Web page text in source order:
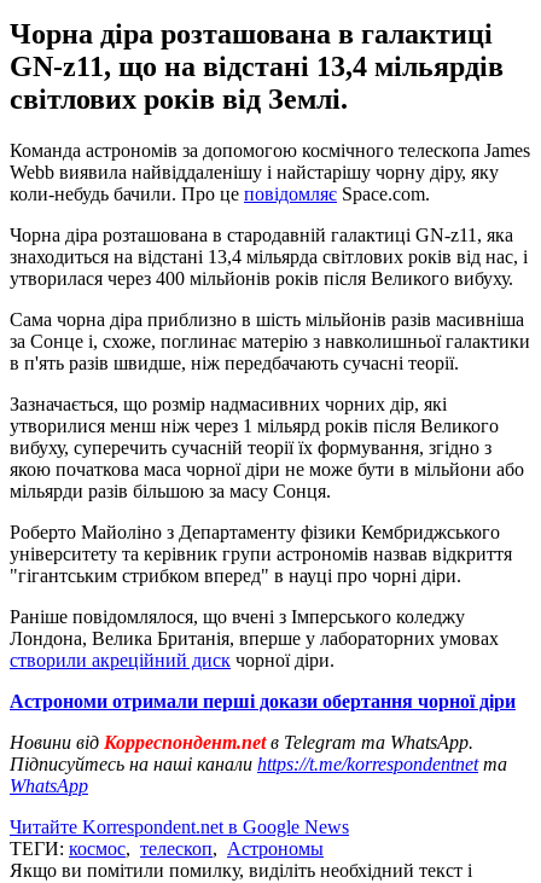
Чорна діра розташована в галактиці
GN-z11, що на відстані 13,4 мільярдів
світлових років від Землі.
Команда астрономів за допомогою космічного телескопа James
Webb виявила найвіддаленішу і найстарішу чорну діру, яку
коли-небудь бачили. Про це повідомляє Space.com.
Чорна діра розташована в стародавній галактиці GN-z11, яка
знаходиться на відстані 13,4 мільярда світлових років від нас, і
утворилася через 400 мільйонів років після Великого вибуху.
Сама чорна діра приблизно в шість мільйонів разів масивніша
за Сонце і, схоже, поглинає матерію з навколишньої галактики
в п'ять разів швидше, ніж передбачають сучасні теорії.
Зазначається, що розмір надмасивних чорних дір, які
утворилися менш ніж через 1 мільярд років після Великого
вибуху, суперечить сучасній теорії їх формування, згідно з
якою початкова маса чорної діри не може бути в мільйони або
мільярди разів більшою за масу Сонця.
Роберто Майоліно з Департаменту фізики Кембриджського
університету та керівник групи астрономів назвав відкриття
"гігантським стрибком вперед" в науці про чорні діри.
Раніше повідомлялося, що вчені з Імперського коледжу
Лондона, Велика Британія, вперше у лабораторних умовах
створили акреційний диск чорної діри.
Астрономи отримали перші докази обертання чорної діри
Новини від Корреспондент.netв Telegram та WhatsApp.
Підписуйтесь на наші канали https://t.me/korrespondentnetта
WhatsApp
Читайте Korrespondent.net в Google News
ТЕГИ: космос, телескоп, Астрономы
Якщо ви помітили помилку, виділіть необхідний текст і